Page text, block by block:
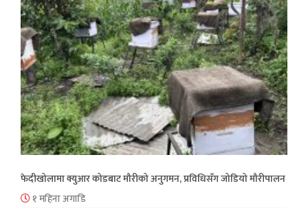
फेदीखोलामा क्युआर कोडबाट मौरीको अनुगमन, प्रविधिसँग जोडियो मौरीपालन
१ महिना अगाडि